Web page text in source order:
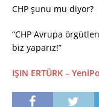
CHP şunu mu diyor?
“CHP Avrupa
biz yaparız!”
IŞIN ERTÜRK –